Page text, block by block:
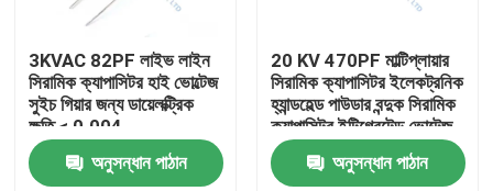
আমাদের সম্পর্কে
কারখানা ভ্রমণ
মান নিয়ন্ত্রণ
3KVAC 82PF লাইভ লাইন
সিরামিক ক্যাপাসিটর হাই ভোল্টেজ
সুইচ গিয়ার জন্য ডায়েলক্ট্রিক
ক্ষতি < 0.004
অনুসন্ধান পাঠান
20 KV 470PF মাল্টিপ্লায়ার
সিরামিক ক্যাপাসিটর ইলেকট্রনিক
হ্যান্ডহেল্ড পাউডার বন্দুক সিরামিক
ক্যাপাসিটর ইন্টিগ্রেটেড ভোল্টেজ
ডবলার
অনুসন্ধান পাঠান